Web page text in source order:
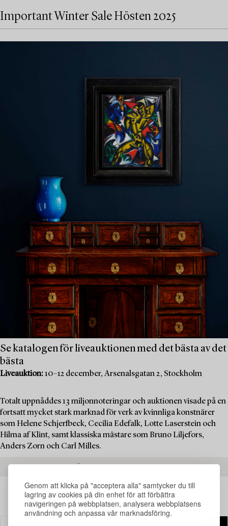
Genom att klicka på "acceptera alla" samtycker du till
lagring av cookies på din enhet för att förbättra
navigeringen på webbplatsen, analysera webbplatsens
användning och anpassa vår marknadsföring.
Important Winter Sale Hösten 2025
Se katalogen för liveauktionen med det bästa av det
bästa
Liveauktion:10–12 december, Arsenalsgatan 2, Stockholm
Totalt uppnåddes 13 miljonnoteringar och auktionen visade på en
fortsatt mycket stark marknad för verk av kvinnliga konstnärer
som Helene Schjerfbeck, Cecilia Edefalk, Lotte Laserstein och
Hilma af Klint, samt klassiska mästare som Bruno Liljefors,
Anders Zorn och Carl Milles.